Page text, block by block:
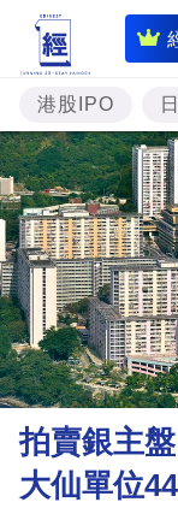
即
時
財
經
專
題
投
資
樓
市
理
財
商
港股IPO
拍賣銀主
大仙單位